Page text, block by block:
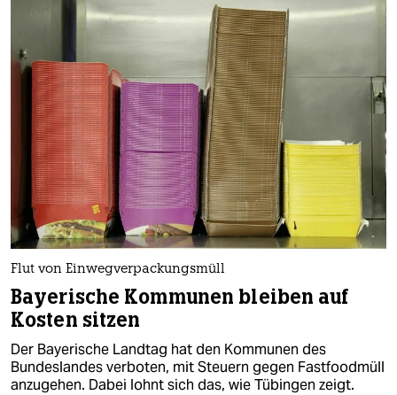
Flut von Einwegverpackungsmüll
Bayerische Kommunen bleiben auf
Kosten sitzen
Der Bayerische Landtag hat den Kommunen des
Bundeslandes verboten, mit Steuern gegen Fastfoodmüll
anzugehen. Dabei lohnt sich das, wie Tübingen zeigt.